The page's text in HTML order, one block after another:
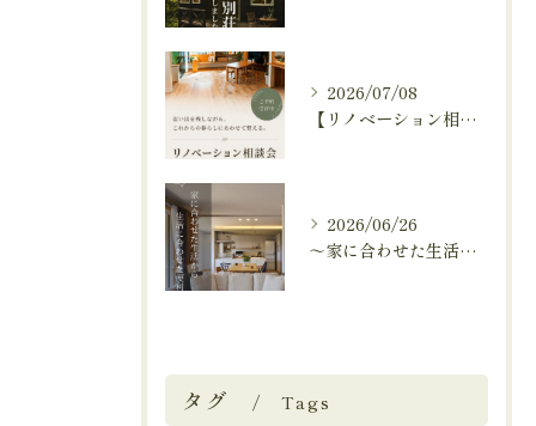
2026/07/08
【リノベーション相談会開催中🚩】
2026/06/26
～家に合わせた生活から、生活に合わせた便利な暮らしへ～
タグ Tags